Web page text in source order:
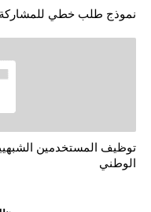
نموذج طلب خطي للمشاركة
الوطني